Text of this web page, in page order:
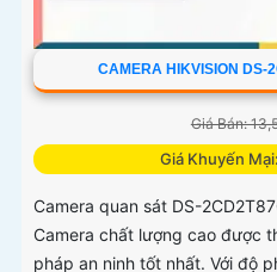
CAMERA HIKVISION DS-
Giá Bán:
Giá Khuyến
Camera quan sát DS-
Camera chất lượng cao được
pháp an ninh tốt nhất. Với độ